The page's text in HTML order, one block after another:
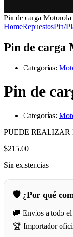
Pin de carga
HomeRepuestosPin/
Pin de carga
Categorías:
Pin de
Categorías:
PUEDE REALIZAR
$215.00
Sin existencias
🛡️ ¿Por qué
🚚 Envíos a todo el
🏆 Importador